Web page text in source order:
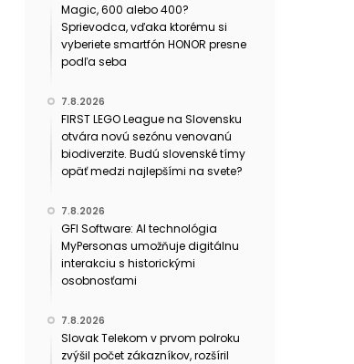
Magic, 600 alebo 400?
Sprievodca, vďaka ktorému si
vyberiete smartfón HONOR presne
podľa seba
7.8.2026
FIRST LEGO League na Slovensku
otvára novú sezónu venovanú
biodiverzite. Budú slovenské tímy
opäť medzi najlepšími na svete?
7.8.2026
GFI Software: AI technológia
MyPersonas umožňuje digitálnu
interakciu s historickými
osobnosťami
7.8.2026
Slovak Telekom v prvom polroku
zvýšil počet zákazníkov, rozšíril